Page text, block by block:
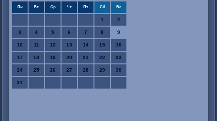
Пн Вт Ср Чт Пт Сб Вс
1 2
3 4 5 6 7 8 9
10 11 12 13 14 15 16
17 18 19 20 21 22 23
24 25 26 27 28 29 30
31